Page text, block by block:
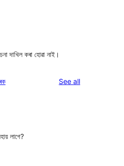
দাখিল কৰা হোৱা নাই।
See allreviews
লাগে?